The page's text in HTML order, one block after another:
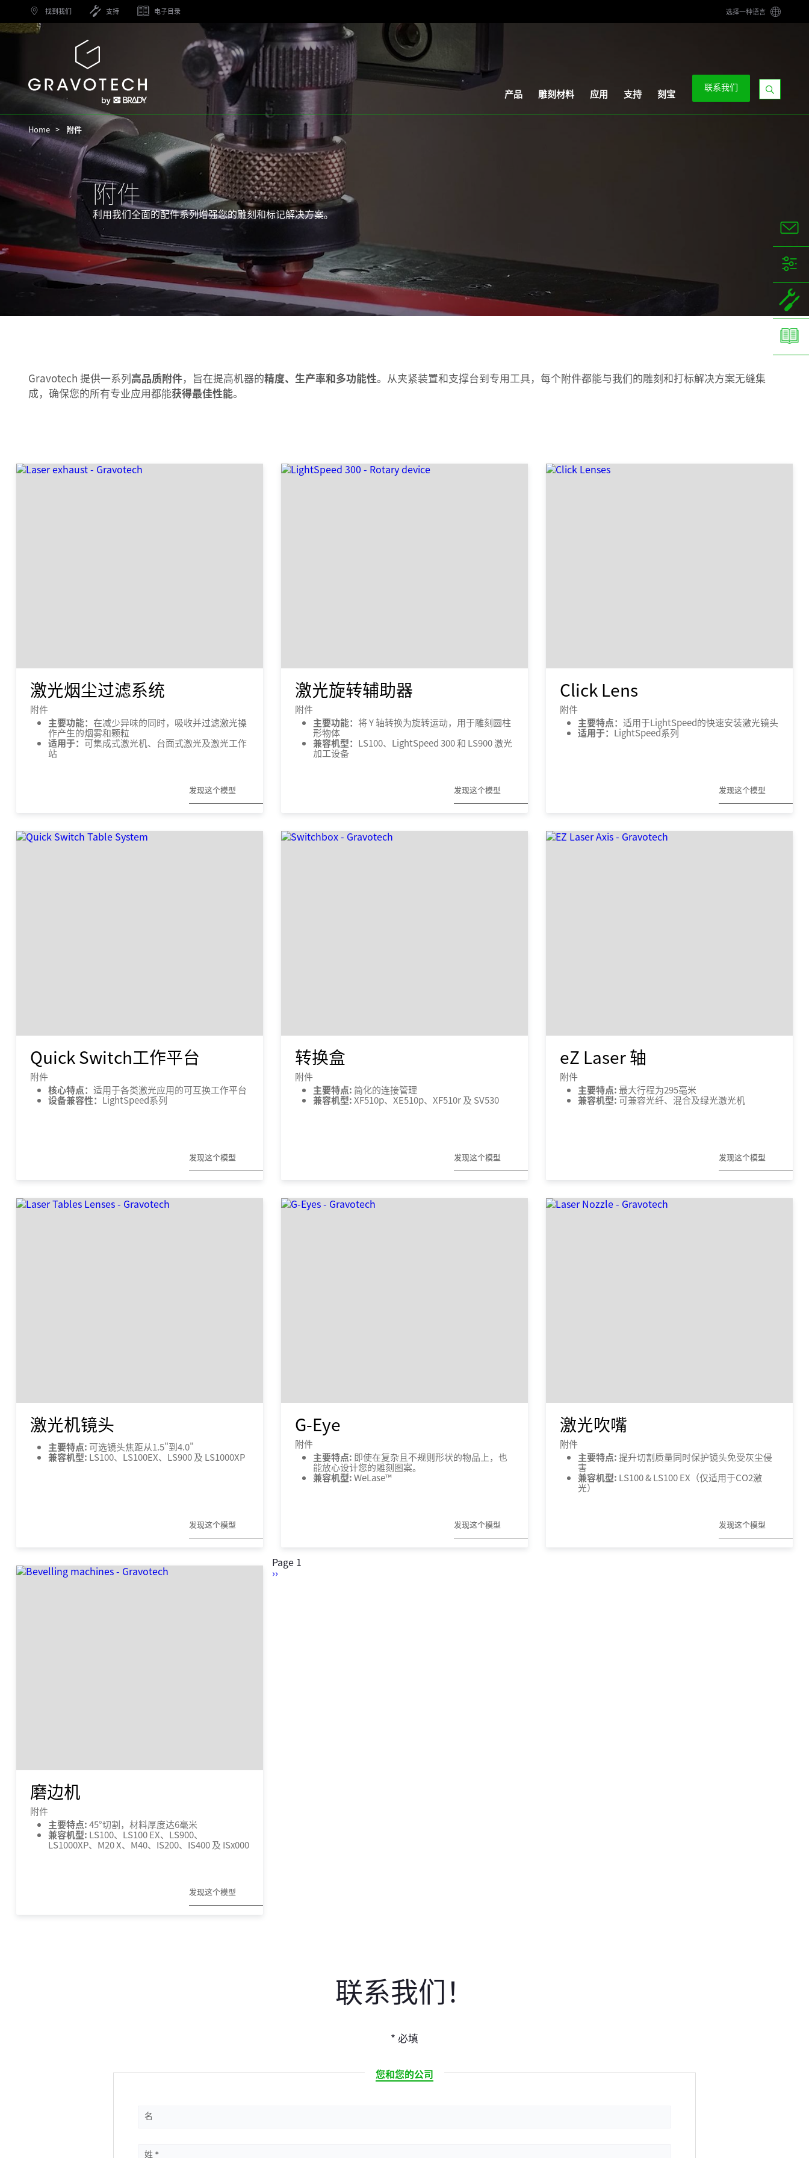
main
content
找到我们 支持 电子目录 选择一种语言
产品 雕刻材料 应用 支持 刻宝
联系我们
显
示
Home 附件
附件
利用我们全面的配件系列增强您的雕刻和标记解决方案。
Gravotech 提供一系列高品质附件，旨在提高机器的精度、生产率和多功能性。从夹紧装置和支撑台到专用工具，每个附件都能与我们的雕刻和打标解决方案无缝集
成，确保您的所有专业应用都能获得最佳性能。
激光烟尘过滤系统
附件
主要功能： 在减少异味的同时，吸收并过滤激光操
作产生的烟雾和颗粒
适用于： 可集成式激光机、台面式激光及激光工作
站
发现这个模型
激光旋转辅助器
附件
主要功能： 将 Y 轴转换为旋转运动，用于雕刻圆柱
形物体
兼容机型： LS100、LightSpeed 300 和 LS900 激光
加工设备
发现这个模型
Click Lens
附件
主要特点： 适用于LightSpeed的快速安装激光镜头
适用于： LightSpeed系列
发现这个模型
Quick Switch工作平台
附件
核心特点： 适用于各类激光应用的可互换工作平台
设备兼容性： LightSpeed系列
发现这个模型
转换盒
附件
主要特点: 简化的连接管理
兼容机型:XF510p、XE510p、XF510r 及 SV530
发现这个模型
eZ Laser 轴
附件
主要特点:最大行程为295毫米
兼容机型: 可兼容光纤、混合及绿光激光机
发现这个模型
激光机镜头
主要特点: 可选镜头焦距从1.5"到4.0"
兼容机型: LS100、LS100EX、LS900 及 LS1000XP
发现这个模型
G-Eye
附件
主要特点: 即使在复杂且不规则形状的物品上，也
能放心设计您的雕刻图案。
兼容机型:WeLase™
发现这个模型
激光吹嘴
附件
主要特点:提升切割质量同时保护镜头免受灰尘侵
害
兼容机型: LS100 & LS100 EX（仅适用于CO2激
光）
发现这个模型
磨边机
附件
主要特点:45°切割，材料厚度达6毫米
兼容机型: LS100、LS100 EX、LS900、
LS1000XP、M20 X、M40、IS200、IS400 及 ISx000
发现这个模型
Pagination
Page 1
Next
››
联系我们！
* 必填
CURRENT
您和您的公司
名
姓